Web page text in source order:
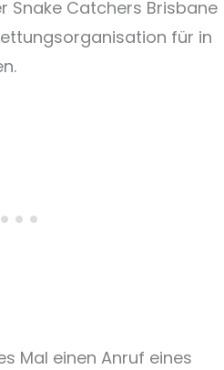
Snake Catchers Brisbane
für in
Mal einen Anruf eines